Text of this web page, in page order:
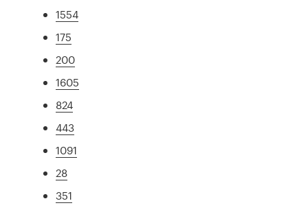
1554
175
200
1605
824
443
1091
28
351